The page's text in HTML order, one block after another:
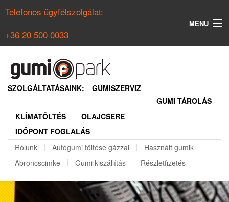
Telefonos ügyfélszolgálat:
+36 20 500 0033
MENU
NYÁRI GUMI KERESŐ
REGISZTRÁCIÓ
SZOLGÁLTATÁSAINK:
GUMISZERVIZ
GUMI TÁROLÁS
KLÍMATÖLTÉS
OLAJCSERE
IDŐPONT FOGLALÁS
Rólunk
Autógumi töltése gázzal
Használt gumik
Abroncscimke
Gumi kiszállítás Részletfizetés